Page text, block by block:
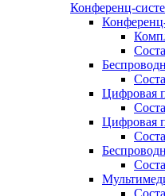
Конференц-
Цифровая
Цифровая